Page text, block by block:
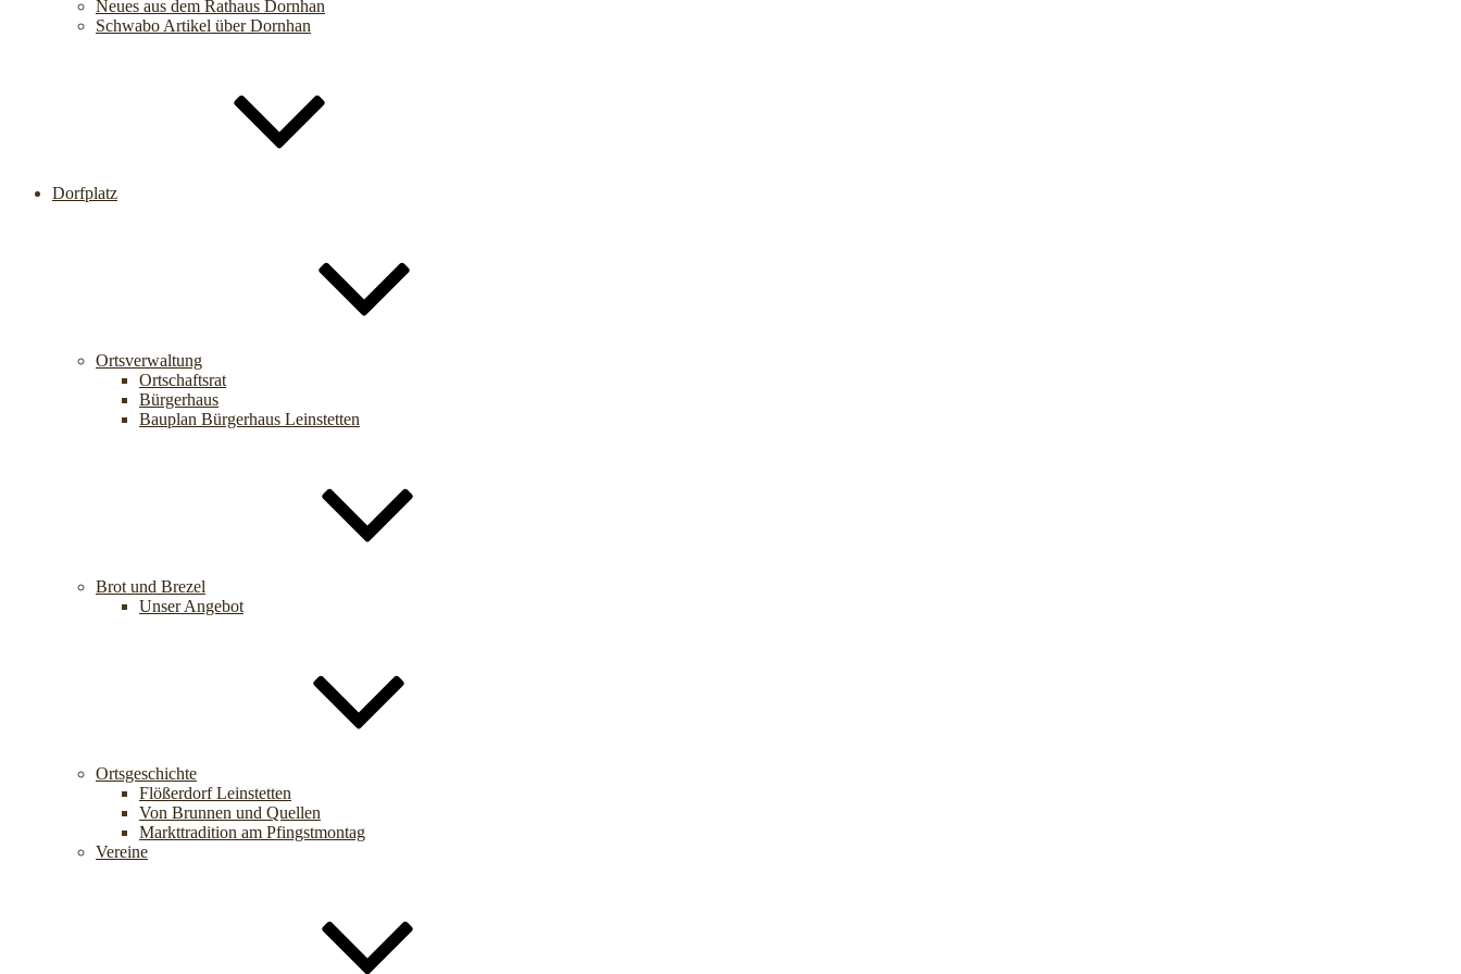
Neues aus dem Rathaus Dornhan
Schwabo Artikel über Dornhan
Dorfplatz
Ortsverwaltung
Ortschaftsrat
Bürgerhaus
Bauplan Bürgerhaus Leinstetten
Brot und Brezel
Unser Angebot
Ortsgeschichte
Flößerdorf Leinstetten
Von Brunnen und Quellen
Markttradition am Pfingstmontag
Vereine